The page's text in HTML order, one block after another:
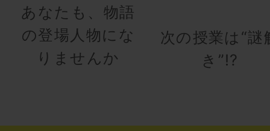
あなたも、物語
の登場人物にな
りませんか
次の授業は“謎
き”!?